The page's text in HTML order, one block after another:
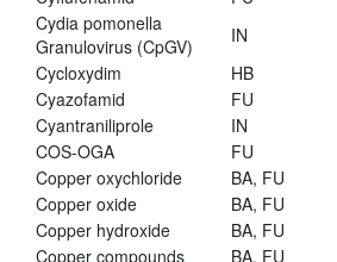
Cydia pomonella
Granulovirus (CpGV)
IN
Cycloxydim
HB
Cyazofamid
FU
Cyantraniliprole
IN
COS-OGA
FU
Copper oxychloride
BA, FU
Copper oxide
BA, FU
Copper hydroxide
BA, FU
Copper compounds
BA, FU